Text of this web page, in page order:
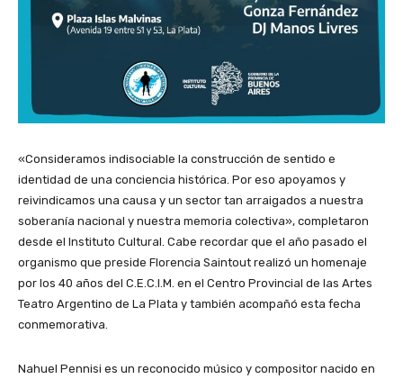
«Consideramos indisociable la construcción de sentido e
identidad de una conciencia histórica. Por eso apoyamos y
reivindicamos una causa y un sector tan arraigados a nuestra
soberanía nacional y nuestra memoria colectiva», completaron
desde el Instituto Cultural. Cabe recordar que el año pasado el
organismo que preside Florencia Saintout realizó un homenaje
por los 40 años del C.E.C.I.M. en el Centro Provincial de las Artes
Teatro Argentino de La Plata y también acompañó esta fecha
conmemorativa.
Nahuel Pennisi es un reconocido músico y compositor nacido en